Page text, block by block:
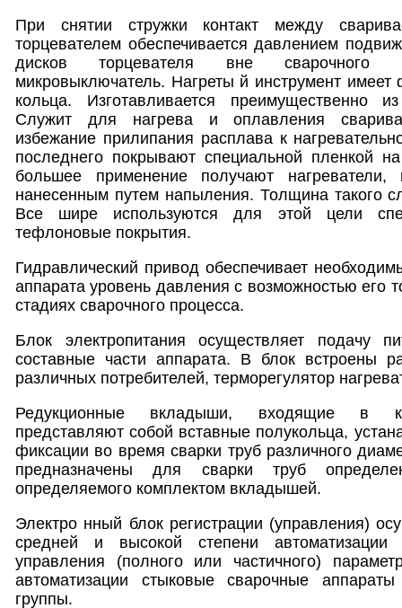
При снятии стружки контакт между
торцевателем обеспечивается давлением
дисков торцевателя вне сварочного
микровыключатель. Нагреты й инструмент имеет
кольца. Изготавливается преимущественно
Служит для нагрева и оплавления
избежание прилипания расплава к
последнего покрывают специальной пленкой
большее применение получают нагреватели,
нанесенным путем напыления. Толщина такого
Все шире используются для этой цели
тефлоновые покрытия.
Гидравлический привод обеспечивает
аппарата уровень давления с возможностью его
стадиях сварочного процесса.
Блок электропитания осуществляет подачу
составные части аппарата. В блок встроены
различных потребителей, терморегулятор
Редукционные вкладыши, входящие в
представляют собой вставные полукольца,
фиксации во время сварки труб различного
предназначены для сварки труб
определяемого комплектом вкладышей.
Электро нный блок регистрации (управления)
средней и высокой степени автоматизации
управления (полного или частичного)
автоматизации стыковые сварочные
группы.